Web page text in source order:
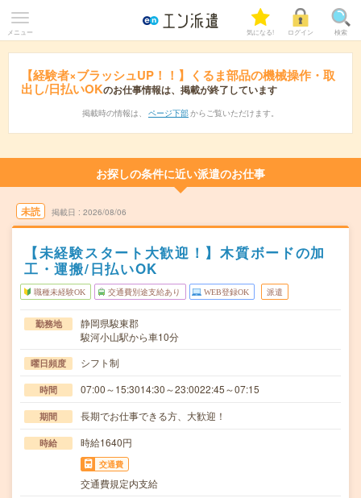
メニュー 気になる! ログイン 検索
【経験者×ブラッシュUP！！】くるま部品の機械操作・取
出し/日払いOKのお仕事情報は、掲載が終了しています
掲載時の情報は、 ページ下部 からご覧いただけます。
お探しの条件に近い派遣のお仕事
未読 掲載日 2026/08/06
【未経験スタート大歓迎！】木質ボードの加
工・運搬/日払いOK
職種未経験OK 交通費別途支給あり WEB登録OK 派遣
勤務地
静岡県駿東郡
駿河小山駅から車10分
曜日頻度 シフト制
時間 07:00～15:3014:30～23:0022:45～07:15
期間 長期でお仕事できる方、大歓迎！
時給 時給1640円
交通費
交通費規定内支給